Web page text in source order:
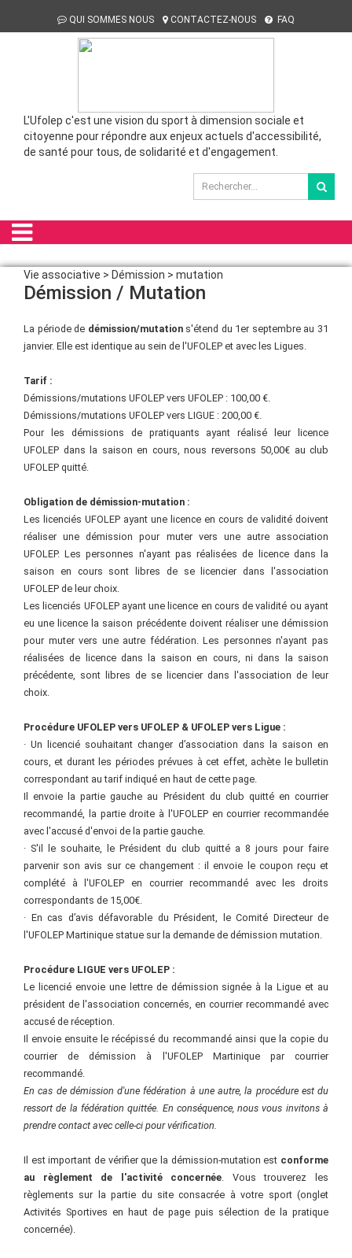
QUI SOMMES NOUS CONTACTEZ-NOUS FAQ
L'Ufolep c'est une vision du sport à dimension sociale et
citoyenne pour répondre aux enjeux actuels d'accessibilité,
de santé pour tous, de solidarité et d'engagement.
Vie associative > Démission > mutation
Démission / Mutation
La période de démission/mutations'étend du 1er septembre au 31
janvier. Elle est identique au sein de l'UFOLEP et avec les Ligues.
Tarif :
Démissions/mutations UFOLEP vers UFOLEP : 100,00 €.
Démissions/mutations UFOLEP vers LIGUE : 200,00 €.
Pour les démissions de pratiquants ayant réalisé leur licence
UFOLEP dans la saison en cours, nous reversons 50,00€ au club
UFOLEP quitté.
Obligation de démission-mutation :
Les licenciés UFOLEP ayant une licence en cours de validité doivent
réaliser une démission pour muter vers une autre association
UFOLEP. Les personnes n'ayant pas réalisées de licence dans la
saison en cours sont libres de se licencier dans l'association
UFOLEP de leur choix.
Les licenciés UFOLEP ayant une licence en cours de validité ou ayant
eu une licence la saison précédente doivent réaliser une démission
pour muter vers une autre fédération. Les personnes n'ayant pas
réalisées de licence dans la saison en cours, ni dans la saison
précédente, sont libres de se licencier dans l'association de leur
choix.
Procédure UFOLEP vers UFOLEP & UFOLEP vers Ligue :
· Un licencié souhaitant changer d’association dans la saison en
cours, et durant les périodes prévues à cet effet, achète le bulletin
correspondant au tarif indiqué en haut de cette page.
Il envoie la partie gauche au Président du club quitté en courrier
recommandé, la partie droite à l'UFOLEP en courrier recommandée
avec l'accusé d'envoi de la partie gauche.
· S'il le souhaite, le Président du club quitté a 8 jours pour faire
parvenir son avis sur ce changement : il envoie le coupon reçu et
complété à l'UFOLEP en courrier recommandé avec les droits
correspondants de 15,00€.
· En cas d’avis défavorable du Président, le Comité Directeur de
l'UFOLEP Martinique statue sur la demande de démission mutation.
Procédure LIGUE vers UFOLEP :
Le licencié envoie une lettre de démission signée à la Ligue et au
président de l'association concernés, en courrier recommandé avec
accusé de réception.
Il envoie ensuite le récépissé du recommandé ainsi que la copie du
courrier de démission à l'UFOLEP Martinique par courrier
recommandé.
En cas de démission d'une fédération à une autre, la procédure est du
ressort de la fédération quittée. En conséquence, nous vous invitons à
prendre contact avec celle-ci pour vérification.
Il est important de vérifier que la démission-mutation est conforme
au règlement de l'activité concernée. Vous trouverez les
règlements sur la partie du site consacrée à votre sport (onglet
Activités Sportives en haut de page puis sélection de la pratique
concernée).